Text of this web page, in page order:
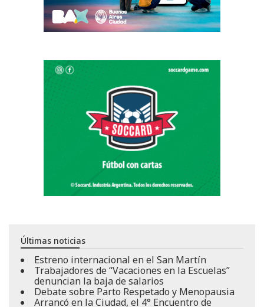
Últimas noticias
Estreno internacional en el San Martín
Trabajadores de “Vacaciones en la Escuelas”
denuncian la baja de salarios
Debate sobre Parto Respetado y Menopausia
Arrancó en la Ciudad, el 4° Encuentro de